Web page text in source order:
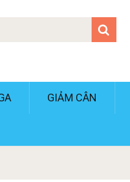
GIẢM CÂN